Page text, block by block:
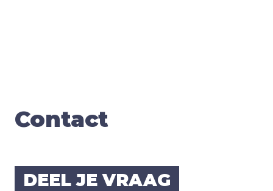
Con­tact
DEEL JE VRAAG